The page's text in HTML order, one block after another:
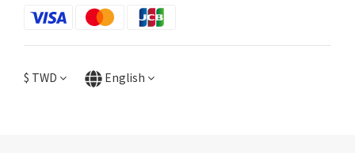
$ TWD English